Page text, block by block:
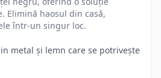
Elimină haosul din casă,
într-un singur loc.
metal și lemn care se potrivește